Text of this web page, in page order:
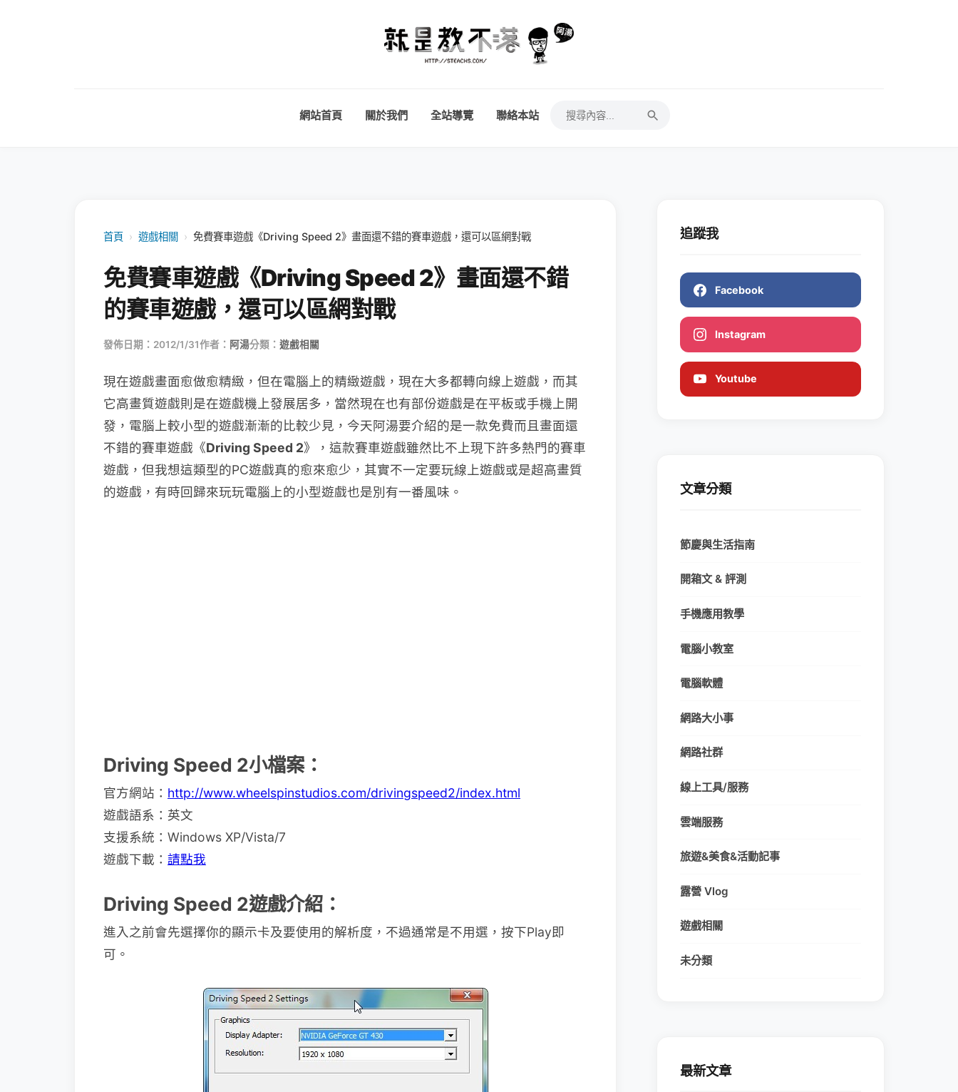
網站首頁 關於我們 全站導覽 聯絡本站
首頁 › 遊戲相關 › 免費賽車遊戲《Driving Speed 2》畫面還不錯的賽車遊戲，還可以區網對戰
免費賽車遊戲《Driving Speed 2》畫面還不錯
的賽車遊戲，還可以區網對戰
發佈日期：2012/1/31作者： 阿湯分類： 遊戲相關
現在遊戲畫面愈做愈精緻，但在電腦上的精緻遊戲，現在大多都轉向線上遊戲，而其
它高畫質遊戲則是在遊戲機上發展居多，當然現在也有部份遊戲是在平板或手機上開
發，電腦上較小型的遊戲漸漸的比較少見，今天阿湯要介紹的是一款免費而且畫面還
不錯的賽車遊戲《Driving Speed 2》，這款賽車遊戲雖然比不上現下許多熱門的賽車
遊戲，但我想這類型的PC遊戲真的愈來愈少，其實不一定要玩線上遊戲或是超高畫質
的遊戲，有時回歸來玩玩電腦上的小型遊戲也是別有一番風味。
Driving Speed 2小檔案：
官方網站： http://www.wheelspinstudios.com/drivingspeed2/index.html
遊戲語系：英文
支援系統：Windows XP/Vista/7
遊戲下載： 請點我
Driving Speed 2遊戲介紹：
進入之前會先選擇你的顯示卡及要使用的解析度，不過通常是不用選，按下Play即
可。
追蹤我
Facebook
Instagram
Youtube
文章分類
節慶與生活指南
開箱文 & 評測
手機應用教學
電腦小教室
電腦軟體
網路大小事
網路社群
線上工具/服務
雲端服務
旅遊&美食&活動記事
露營 Vlog
遊戲相關
未分類
最新文章